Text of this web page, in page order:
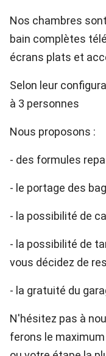
Nos chambres
bain complètes
écrans plats et
Selon leur
à 3 personnes
Nous proposons :
- des formules
- le portage des
- la possibilité de
- la possibilité de
vous décidez de
- la gratuité du
N'hésitez pas à
ferons le